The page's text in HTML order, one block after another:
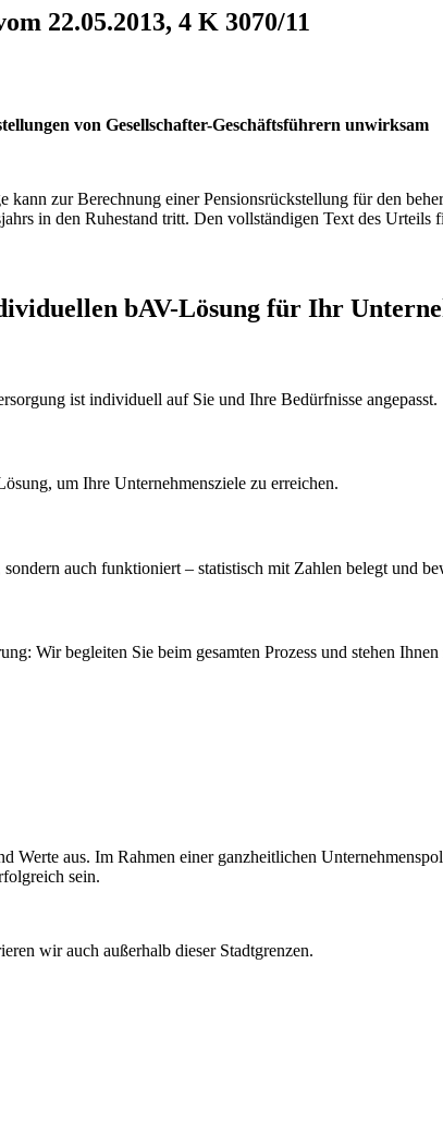
22.05.2013, 4 K 3070/11
von Gesellschafter-Geschäftsführern unwirksam
zur Berechnung einer Pensionsrückstellung für den
in den Ruhestand tritt. Den vollständigen Text des Urteils
bAV-Lösung für Ihr
ist individuell auf Sie und Ihre Bedürfnisse angepasst.
um Ihre Unternehmensziele zu erreichen.
auch funktioniert – statistisch mit Zahlen belegt und
Wir begleiten Sie beim gesamten Prozess und stehen Ihnen
Werte aus. Im Rahmen einer ganzheitlichen
sein.
wir auch außerhalb dieser Stadtgrenzen.